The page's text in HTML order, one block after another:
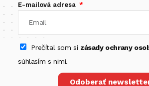
E-mailová adresa
Prečítal som si zásady ochrany
súhlasím s nimi.
Odoberať